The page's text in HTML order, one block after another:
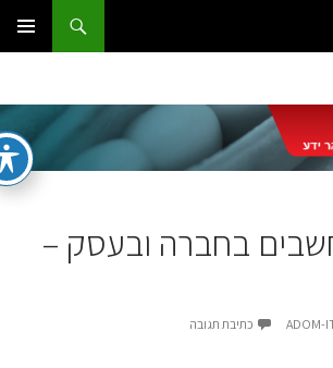
בחברה ובעסק –
כתיבת תגובה